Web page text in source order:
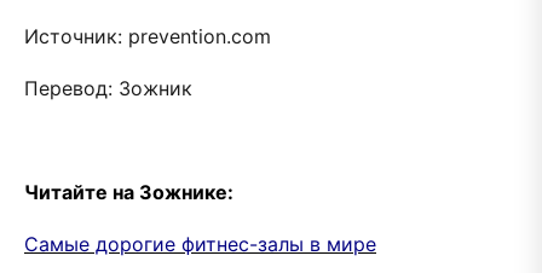
Источник: prevention.com
Перевод: Зожник
Читайте на Зожнике:
Самые дорогие фитнес-залы в мире